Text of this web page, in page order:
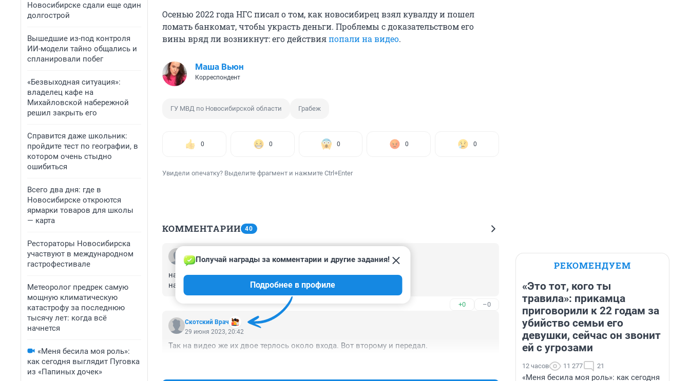
Новосибирске сдали еще один
долгострой
Вышедшие из-под контроля
ИИ-модели тайно общались и
спланировали побег
«Безвыходная ситуация»:
владелец кафе на
Михайловской набережной
решил закрыть его
Справится даже школьник:
пройдите тест по географии, в
котором очень стыдно
ошибиться
Всего два дня: где в
Новосибирске откроются
ярмарки товаров для школы
— карта
Рестораторы Новосибирска
участвуют в международном
гастрофестивале
Метеоролог предрек самую
мощную климатическую
катастрофу за последнюю
тысячу лет: когда всё
начнется
«Меня бесила моя роль»:
как сегодня выглядит Пуговка
из «Папиных дочек»
Осенью 2022 года НГС писал о том, как новосибирец взял кувалду и пошел
ломать банкомат, чтобы украсть деньги. Проблемы с доказательством его
вины вряд ли возникнут: его действияпопали на видео.
Маша Вьюн
Корреспондент
ГУ МВД по Новосибирской области Грабеж
0 0 0 0 0
Увидели опечатку? Выделите фрагмент и нажмите Ctrl+Enter
КОММЕНТАРИИ 40
29 июня 2023, 21:40
нашёл куда бежать
надо было забежать в любой магазин и всё
+0 –0
Скотский Врач
Получай награды за комментарии и другие задания!
Подробнее в профиле
29 июня 2023, 20:42
Так на видео же их двое терлось около входа. Вот второму и передал.
РЕКОМЕНДУЕМ
«Это тот, кого ты
травила»: прикамца
приговорили к 22 годам за
убийство семьи его
девушки, сейчас он звонит
ей с угрозами
12 часов 11 277 21
«Меня бесила моя роль»: как сегодня